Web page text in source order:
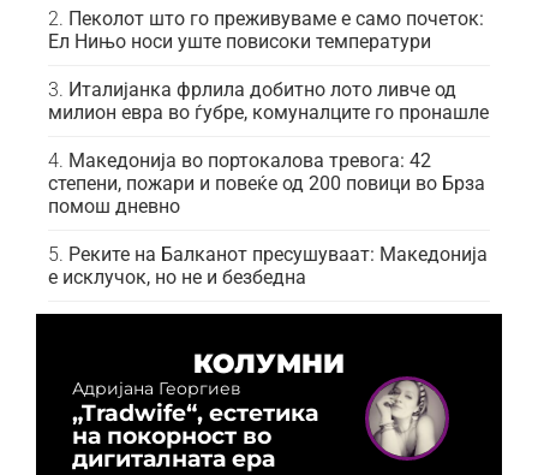
Пеколот што го преживуваме е само почеток:
Ел Нињо носи уште повисоки температури
Италијанка фрлила добитно лото ливче од
милион евра во ѓубре, комуналците го пронашле
Македонија во портокалова тревога: 42
степени, пожари и повеќе од 200 повици во Брза
помош дневно
Реките на Балканот пресушуваат: Македонија
е исклучок, но не и безбедна
КОЛУМНИ
Адријана Георгиев
„Tradwife“, естетика
на покорност во
дигиталната ера